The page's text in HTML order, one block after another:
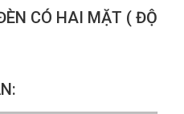
CÓ HAI MẶT ( ĐỘ